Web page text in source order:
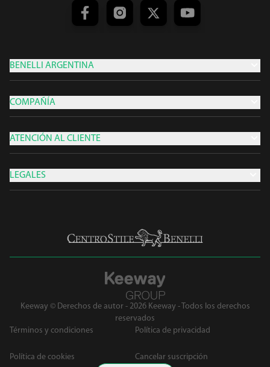
BENELLI ARGENTINA
COMPAÑÍA
ATENCIÓN AL CLIENTE
LEGALES
Keeway © Derechos de autor - 2026 Keeway - Todos los derechos
reservados
Términos y condiciones
Política de privacidad
Política de cookies Cancelar suscripción